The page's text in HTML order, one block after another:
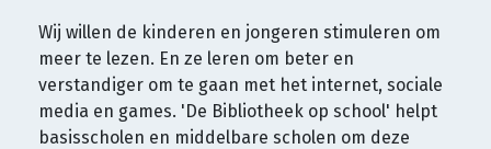
Wij willen de kinderen en jongeren stimuleren om
meer te lezen. En ze leren om beter en
verstandiger om te gaan met het internet, sociale
media en games. 'De Bibliotheek op school' helpt
basisscholen en middelbare scholen om deze